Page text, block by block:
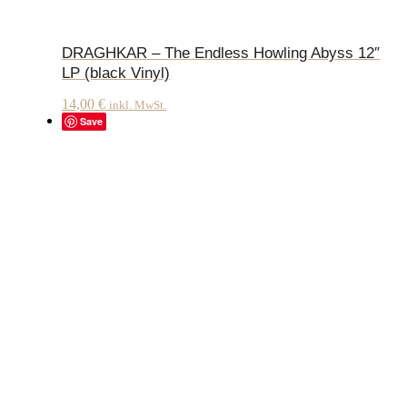
DRAGHKAR – The Endless Howling Abyss 12″
LP (black Vinyl)
14,00 € inkl. MwSt.
Save